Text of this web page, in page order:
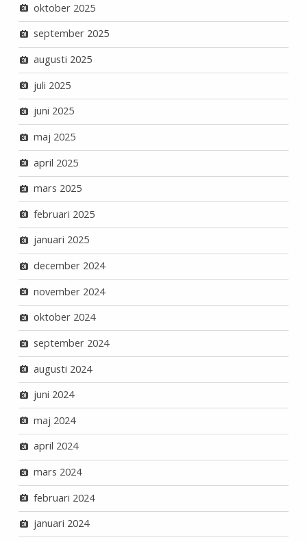
oktober 2025
september 2025
augusti 2025
juli 2025
juni 2025
maj 2025
april 2025
mars 2025
februari 2025
januari 2025
december 2024
november 2024
oktober 2024
september 2024
augusti 2024
juni 2024
maj 2024
april 2024
mars 2024
februari 2024
januari 2024